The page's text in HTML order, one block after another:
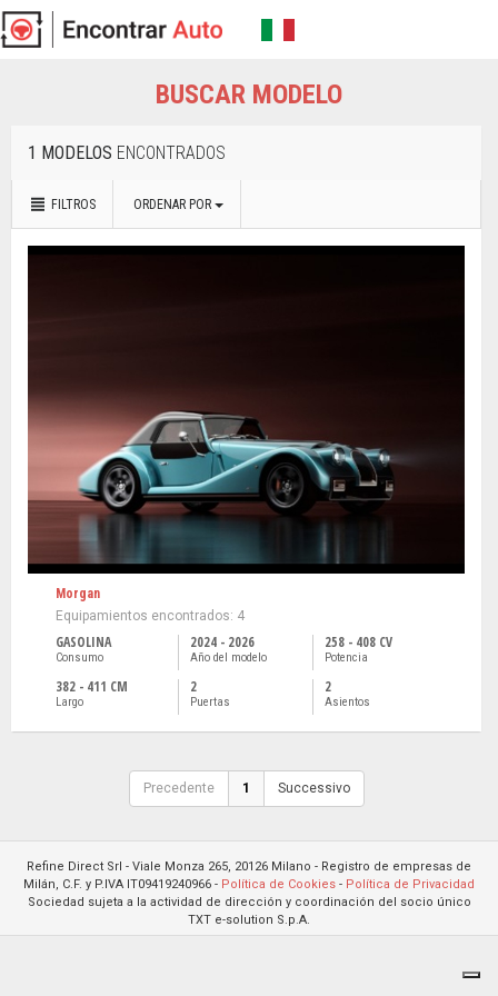
BUSCAR MODELO
1 MODELOS ENCONTRADOS
FILTROS ORDENAR POR
Morgan
Equipamientos encontrados: 4
GASOLINA
Consumo
2024 - 2026
Año del modelo
258 - 408 CV
Potencia
382 - 411 CM
Largo
2
Puertas
2
Asientos
Precedente 1 Successivo
Refine Direct Srl - Viale Monza 265, 20126 Milano - Registro de empresas de
Milán, C.F. y P.IVA IT09419240966 - Política de Cookies - Política de Privacidad
Sociedad sujeta a la actividad de dirección y coordinación del socio único
TXT e-solution S.p.A.